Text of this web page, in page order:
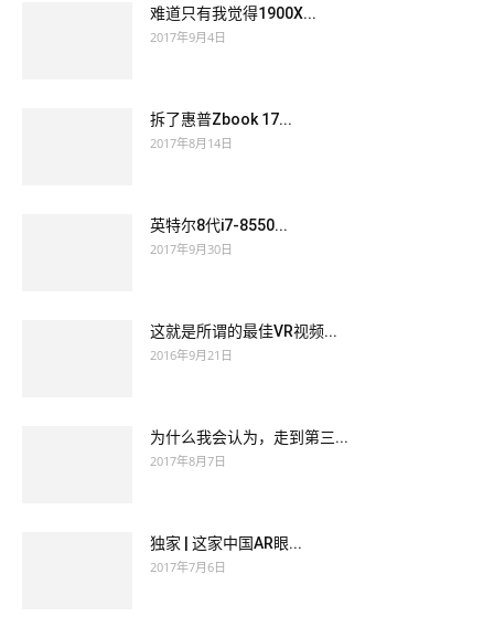
难道只有我觉得1900X...
2017年9月4日
拆了惠普Zbook 17...
2017年8月14日
英特尔8代i7-8550...
2017年9月30日
这就是所谓的最佳VR视频...
2016年9月21日
为什么我会认为，走到第三...
2017年8月7日
独家 | 这家中国AR眼...
2017年7月6日